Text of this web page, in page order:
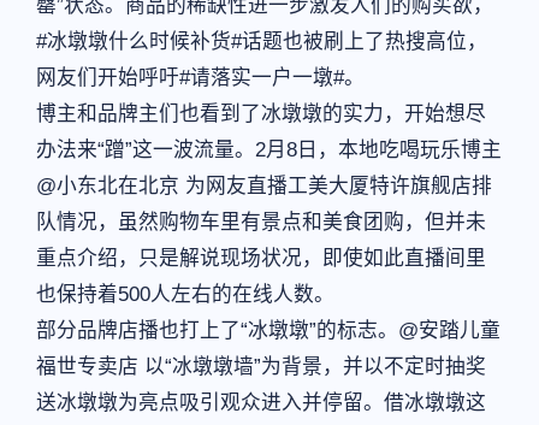
罄”状态。商品的稀缺性进一步激发人们的购买欲，
#冰墩墩什么时候补货#话题也被刷上了热搜高位，
网友们开始呼吁#请落实一户一墩#。
博主和品牌主们也看到了冰墩墩的实力，开始想尽
办法来“蹭”这一波流量。2月8日，本地吃喝玩乐博主
@小东北在北京 为网友直播工美大厦特许旗舰店排
队情况，虽然购物车里有景点和美食团购，但并未
重点介绍，只是解说现场状况，即使如此直播间里
也保持着500人左右的在线人数。
部分品牌店播也打上了“冰墩墩”的标志。@安踏儿童
福世专卖店 以“冰墩墩墙”为背景，并以不定时抽奖
送冰墩墩为亮点吸引观众进入并停留。借冰墩墩这